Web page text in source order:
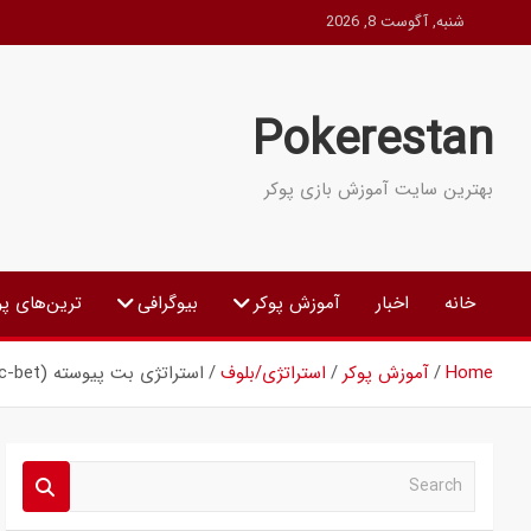
to
شنبه, آگوست 8, 2026
Pokerestan
بهترین سایت آموزش بازی پوکر
خانه اخبار آموزش پوکر بیوگرافی ترین‌های
Home آموزش پوکر استراتژی/بلوف استراتژی بت پیوسته (c-bet) در پوکر